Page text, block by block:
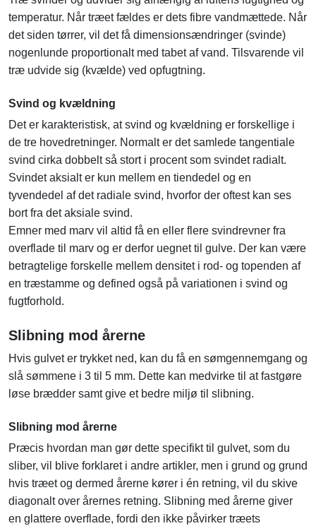
temperatur. Når træet fældes er dets fibre vandmættede. Når
det siden tørrer, vil det få dimensionsændringer (svinde)
nogenlunde proportionalt med tabet af vand. Tilsvarende vil
træ udvide sig (kvælde) ved opfugtning.
Svind og kvældning
Det er karakteristisk, at svind og kvældning er forskellige i
de tre hovedretninger. Normalt er det samlede tangentiale
svind cirka dobbelt så stort i procent som svindet radialt.
Svindet aksialt er kun mellem en tiendedel og en
tyvendedel af det radiale svind, hvorfor der oftest kan ses
bort fra det aksiale svind.
Emner med marv vil altid få en eller flere svindrevner fra
overflade til marv og er derfor uegnet til gulve. Der kan være
betragtelige forskelle mellem densitet i rod- og topenden af
en træstamme og defined også på variationen i svind og
fugtforhold.
Slibning mod årerne
Hvis gulvet er trykket ned, kan du få en sømgennemgang og
slå sømmene i 3 til 5 mm. Dette kan medvirke til at fastgøre
løse brædder samt give et bedre miljø til slibning.
Slibning mod årerne
Præcis hvordan man gør dette specifikt til gulvet, som du
sliber, vil blive forklaret i andre artikler, men i grund og grund
hvis træet og dermed årerne kører i én retning, vil du skive
diagonalt over årernes retning. Slibning med årerne giver
en glattere overflade, fordi den ikke påvirker træets